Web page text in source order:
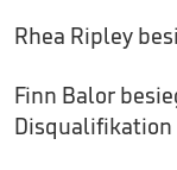
Rhea Ripley
Finn Balor
Disqualifikation